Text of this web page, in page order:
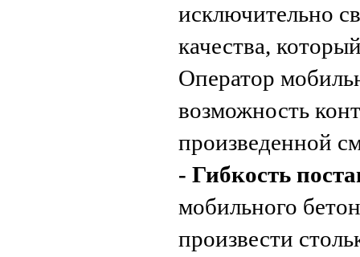
исключительно
качества,
Оператор
возможность
произведенной
- Гибкость
мобильного
произвести